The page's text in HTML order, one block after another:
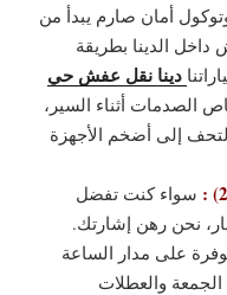
أمان صارم يبدأ من
داخل الدينا بطريقة
دينا نقل عفش حي
الصدمات أثناء السير،
إلى أضخم الأجهزة
سواء كنت تفضل
نحن رهن إشارتك.
على مدار الساعة
والعطلات